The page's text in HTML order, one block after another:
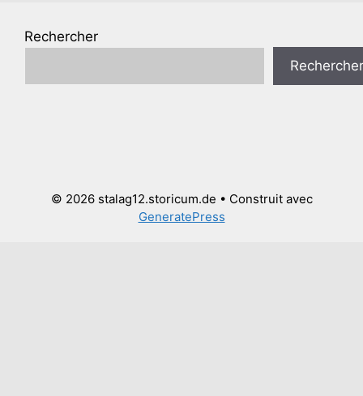
Rechercher
Rechercher
© 2026 stalag12.storicum.de • Construit avec
GeneratePress